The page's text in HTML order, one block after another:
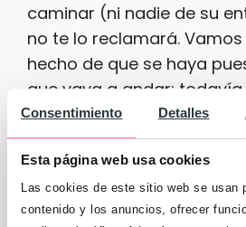
Consentimiento Detalles
Esta página web usa cookies
Las cookies de este sitio web se usan
contenido y los anuncios, ofrecer
caminar (ni nadie de su
no te lo reclamará.
hecho de que se haya
que vaya a andar:
para eso.
Ahora nos centramos en
lo que está sucediendo en
que es quetu hijo/a ha